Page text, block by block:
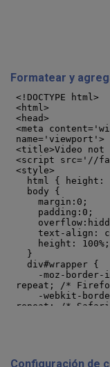
Formatear y
Configuración de